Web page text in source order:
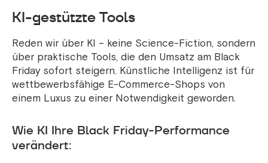
KI-gestützte Tools
Reden wir über KI – keine Science-Fiction, sondern
über praktische Tools, die den Umsatz am Black
Friday sofort steigern. Künstliche Intelligenz ist für
wettbewerbsfähige E-Commerce-Shops von
einem Luxus zu einer Notwendigkeit geworden.
Wie KI Ihre Black Friday-Performance
verändert: